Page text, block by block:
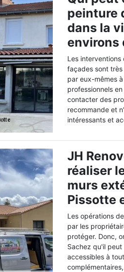
peinture
dans la
environs
Les
façades sont
par eux-mêmes
professionnels
contacter des
recommande et
intéressants et
JH
réaliser
murs
Pissotte
Les opérations
par les
protéger. Donc,
Sachez qu'il
accessibles à